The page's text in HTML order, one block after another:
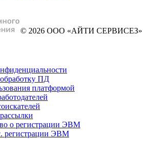
© 2026 ООО «АЙТИ СЕРВИСЕЗ»
ПД
платформой
о регистрации ЭВМ
регистрации ЭВМ